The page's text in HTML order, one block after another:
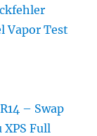
Vapor Test
– Swap
Full